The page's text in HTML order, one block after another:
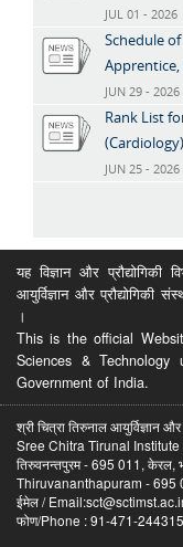
JUL 01 - 2026
Schedule
Apprentice,
JUN 29 - 2026
Rank List
JUN 25 - 2026
यह विज्ञान और
आयुर्विज्ञान और प्रौद्योगिकी
।
This is the official
Sciences & Technology
Government of India.
श्री चित्रा तिरुनाल आयुर्विज्ञान
Sree Chitra Tirunal
तिरुवनन्तपुरम - 695 011, केरल,
Thiruvananthapuram - 695
ईमेल /
फोण/Phone : 91-471-